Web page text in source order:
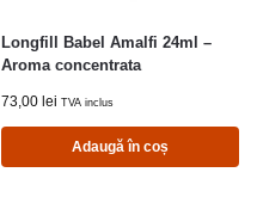
Longfill Babel Amalfi 24ml –
Aroma concentrata
73,00 lei TVA inclus
Adaugă în coș